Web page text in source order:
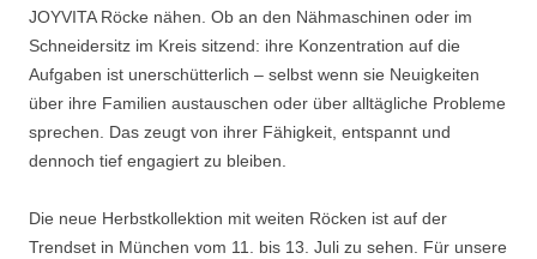
JOYVITA Röcke nähen. Ob an den Nähmaschinen oder im
Schneidersitz im Kreis sitzend: ihre Konzentration auf die
Aufgaben ist unerschütterlich – selbst wenn sie Neuigkeiten
über ihre Familien austauschen oder über alltägliche Probleme
sprechen. Das zeugt von ihrer Fähigkeit, entspannt und
dennoch tief engagiert zu bleiben.
Die neue Herbstkollektion mit weiten Röcken ist auf der
Trendset in München vom 11. bis 13. Juli zu sehen. Für unsere